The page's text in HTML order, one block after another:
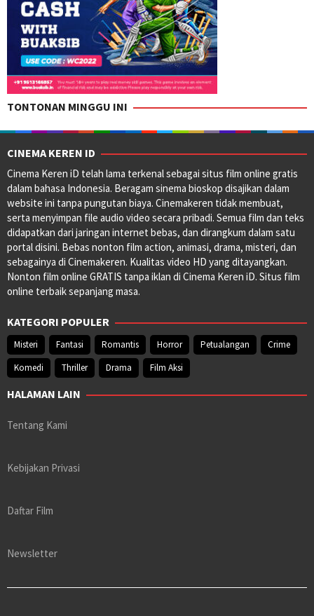
TONTONAN MINGGU INI
CINEMA KEREN ID
Cinema Keren iD telah lama terkenal sebagai situs film online gratis
dalam bahasa Indonesia. Beragam sinema bioskop disajikan dalam
website ini tanpa pungutan biaya. Cinemakeren tidak membuat,
serta menyimpan file audio video secara pribadi. Semua film dan teks
didapatkan dari jaringan internet bebas, dan dirangkum dalam satu
portal disini. Bebas nonton film action, animasi, drama, misteri, dan
sebagainya di Cinemakeren. Kualitas video HD yang ditayangkan.
Nonton film online GRATIS tanpa iklan di Cinema Keren iD. Situs film
online terbaik sepanjang masa.
KATEGORI POPULER
Misteri Fantasi Romantis Horror Petualangan
Crime
Komedi
Thriller Drama Film Aksi
HALAMAN LAIN
Tentang Kami
Kebijakan Privasi
Daftar Film
Newsletter